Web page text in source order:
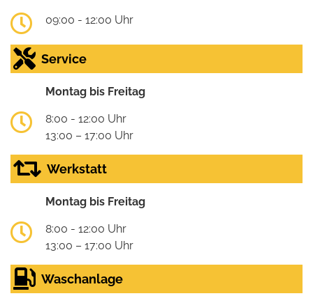
09:00 - 12:00 Uhr
Service
Montag bis Freitag
8:00 - 12:00 Uhr
13:00 – 17:00 Uhr
Werkstatt
Montag bis Freitag
8:00 - 12:00 Uhr
13:00 – 17:00 Uhr
Waschanlage